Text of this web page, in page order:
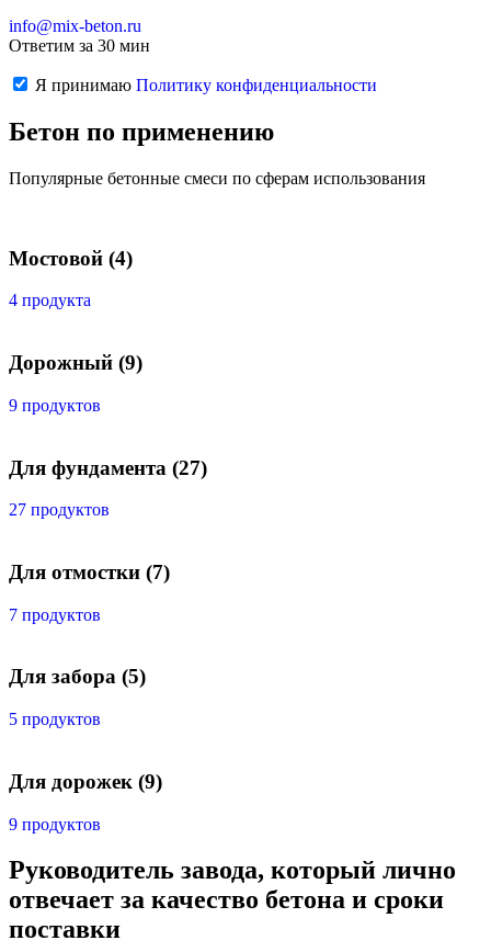
info@mix-beton.ru
Ответим за 30 мин
Я принимаю Политику конфиденциальности
Бетон по применению
Популярные бетонные смеси по сферам использования
Мостовой (4)
4 продукта
Дорожный (9)
9 продуктов
Для фундамента (27)
27 продуктов
Для отмостки (7)
7 продуктов
Для забора (5)
5 продуктов
Для дорожек (9)
9 продуктов
Руководитель завода, который лично
отвечает за качество бетона и сроки
поставки